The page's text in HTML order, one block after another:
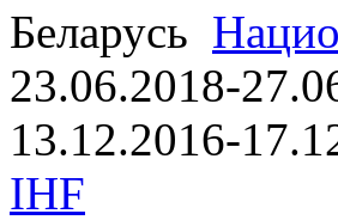
Беларусь
23.06.2018-
13.12.2016-
IHF